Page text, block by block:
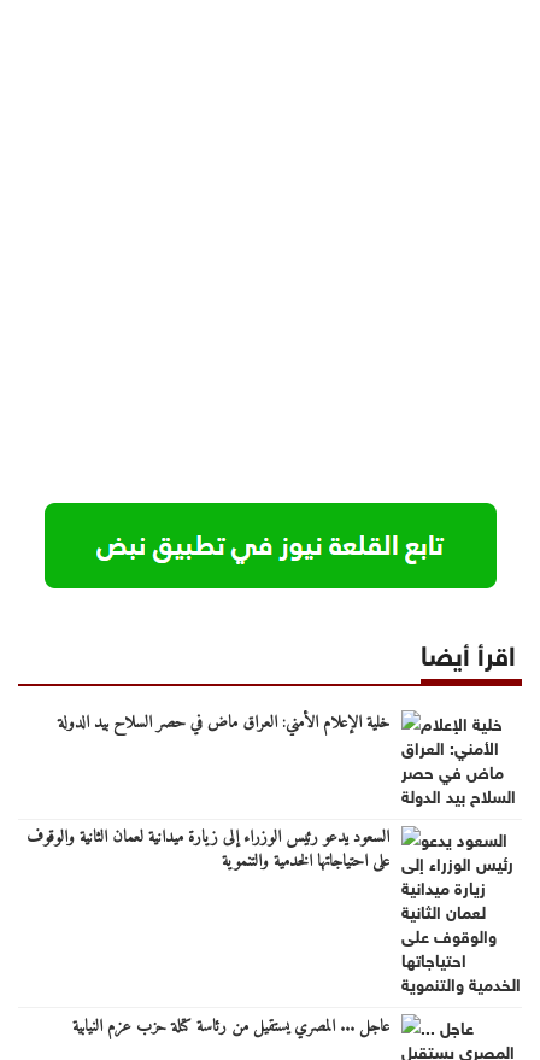
اقرأ أيضا
خلية الإعلام الأمني: العراق ماض في حصر السلاح بيد الدولة
السعود يدعو رئيس الوزراء إلى زيارة ميدانية لعمان الثانية والوقوف
على احتياجاتها الخدمية والتنموية
عاجل ... المصري يستقيل من رئاسة كتلة حزب عزم النيابية